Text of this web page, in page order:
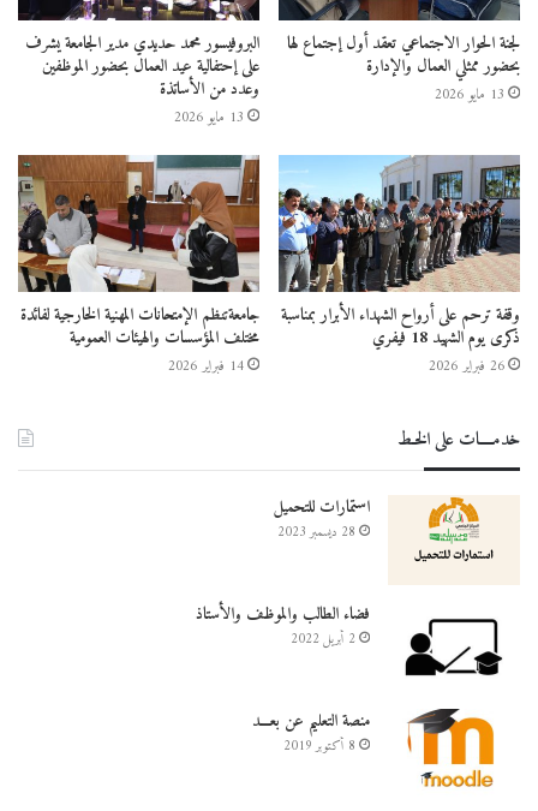
لجنة الحوار الاجتماعي تعقد أول إجتماع لها
بحضور ممثلي العمال والإدارة
13 مايو 2026
البروفيسور محمد حديدي مدير الجامعة يشرف
على إحتفالية عيد العمال بحضور الموظفين
وعدد من الأساتذة
13 مايو 2026
وقفة ترحم على أرواح الشهداء الأبرار بمناسبة
ذكرى يوم الشهيد 18 فيفري
26 فبراير 2026
جامعةتنظم الإمتحانات المهنية الخارجية لفائدة
مختلف المؤسسات والهيئات العمومية
14 فبراير 2026
خدمــــات على الخـط
استمارات للتحميل
28 ديسمبر 2023
فضاء الطالب والموظف والأستاذ
2 أبريل 2022
منصة التعليم عن بعـــد
8 أكتوبر 2019